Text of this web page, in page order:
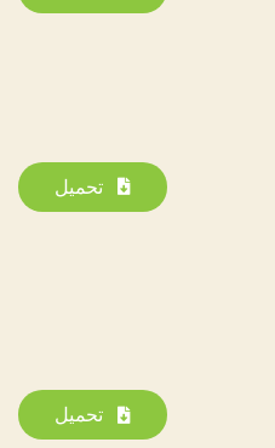
تحميل
تحميل